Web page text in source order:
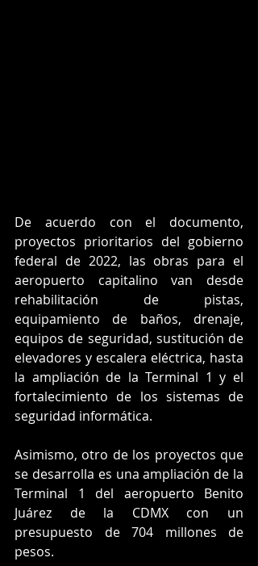
De acuerdo con el documento,
proyectos prioritarios del gobierno
federal de 2022, las obras para el
aeropuerto capitalino van desde
rehabilitación de pistas,
equipamiento de baños, drenaje,
equipos de seguridad, sustitución de
elevadores y escalera eléctrica, hasta
la ampliación de la Terminal 1 y el
fortalecimiento de los sistemas de
seguridad informática.
Asimismo, otro de los proyectos que
se desarrolla es una ampliación de la
Terminal 1 del aeropuerto Benito
Juárez de la CDMX con un
presupuesto de 704 millones de
pesos.